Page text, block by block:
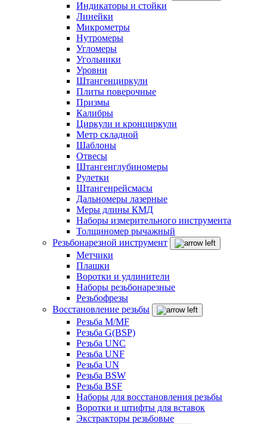
Индикаторы и стойки
Линейки
Микрометры
Нутромеры
Угломеры
Угольники
Уровни
Штангенциркули
Плиты поверочные
Призмы
Калибры
Циркули и кронциркули
Метр складной
Шаблоны
Отвесы
Штангенглубиномеры
Рулетки
Штангенрейсмасы
Дальномеры лазерные
Меры длины КМД
Наборы измерительного инструмента
Толщиномер рычажный
Резьбонарезной инструмент
Метчики
Плашки
Воротки и удлинители
Наборы резьбонарезные
Резьбофрезы
Восстановление резьбы
Резьба M/MF
Резьба G(BSP)
Резьба UNC
Резьба UNF
Резьба UN
Резьба BSW
Резьба BSF
Наборы для восстановления резьбы
Воротки и штифты для вставок
Экстракторы резьбовые